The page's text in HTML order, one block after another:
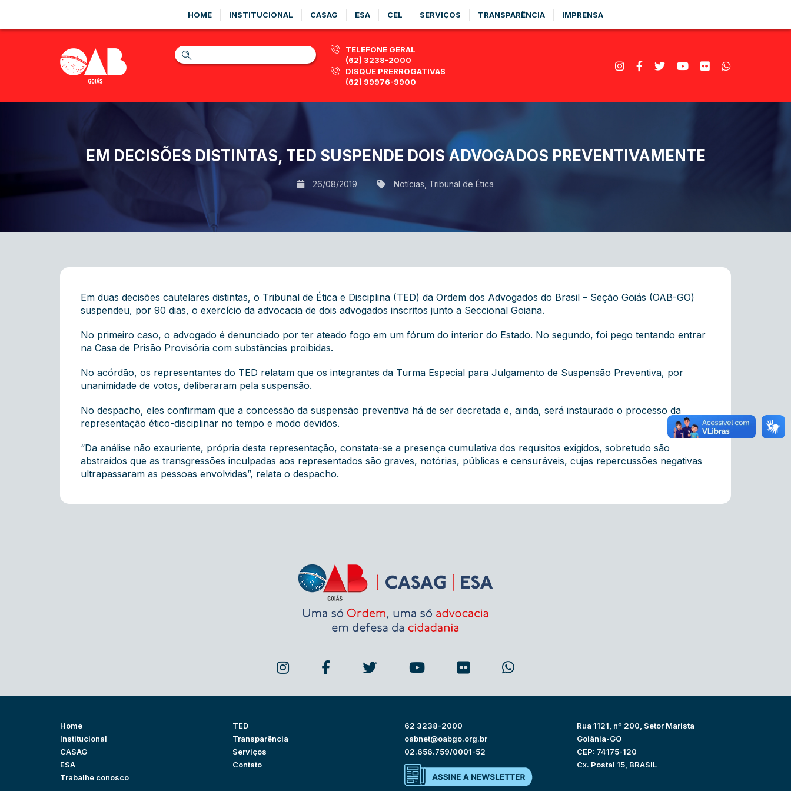
HOME INSTITUCIONAL CASAG ESA CEL SERVIÇOS TRANSPARÊNCIA IMPRENSA
TELEFONE GERAL
(62) 3238-2000
DISQUE PRERROGATIVAS
(62) 99976-9900
EM DECISÕES DISTINTAS, TED SUSPENDE DOIS ADVOGADOS PREVENTIVAMENTE
26/08/2019 Notícias Tribunal de Ética
Em duas decisões cautelares distintas, o Tribunal de Ética e Disciplina (TED) da Ordem dos Advogados do Brasil – Seção Goiás (OAB-GO)
suspendeu, por 90 dias, o exercício da advocacia de dois advogados inscritos junto a Seccional Goiana.
No primeiro caso, o advogado é denunciado por ter ateado fogo em um fórum do interior do Estado. No segundo, foi pego tentando entrar
na Casa de Prisão Provisória com substâncias proibidas.
No acórdão, os representantes do TED relatam que os integrantes da Turma Especial para Julgamento de Suspensão Preventiva, por
unanimidade de votos, deliberaram pela suspensão.
No despacho, eles confirmam que a concessão da suspensão preventiva há de ser decretada e, ainda, será instaurado o processo da
representação ético-disciplinar no tempo e modo devidos.
“Da análise não exauriente, própria desta representação, constata-se a presença cumulativa dos requisitos exigidos, sobretudo são
abstraídos que as transgressões inculpadas aos representados são graves, notórias, públicas e censuráveis, cujas repercussões negativas
ultrapassaram as pessoas envolvidas”, relata o despacho.
Home
Institucional
CASAG
ESA
Trabalhe conosco
TED
Transparência
Serviços
Contato
62 3238-2000
oabnet@oabgo.org.br
02.656.759/0001-52
Rua 1121, nº 200, Setor Marista
Goiânia-GO
CEP: 74175-120
Cx. Postal 15, BRASIL